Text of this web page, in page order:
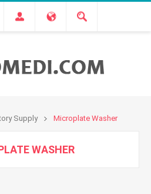
Supply Microplate Washer
WASHER